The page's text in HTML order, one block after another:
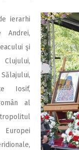
ierarhi
Andrei,
şi
Iosif,
al